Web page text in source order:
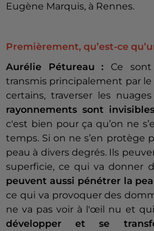
Eugène Marquis, à Rennes.
Premièrement, qu’est-ce
Aurélie Pétureau : Ce
transmis principalement par
certains, traverser les
rayonnements sont
c'est bien pour ça qu’on ne
temps. Si on ne s’en protège
peau à divers degrés. Ils
superficie, ce qui va donner
peuvent aussi pénétrer la
ce qui va provoquer des
ne va pas voir à l'œil nu et
développer et se